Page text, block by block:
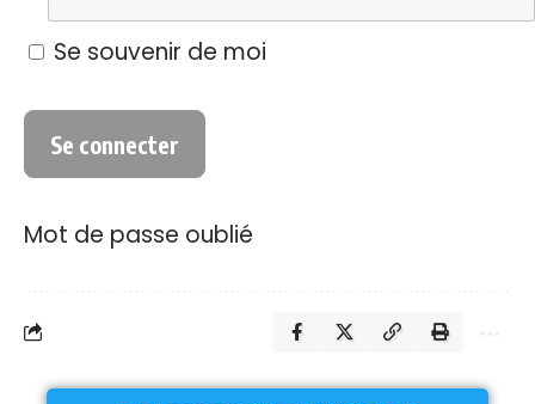
Se souvenir de moi
Mot de passe oublié